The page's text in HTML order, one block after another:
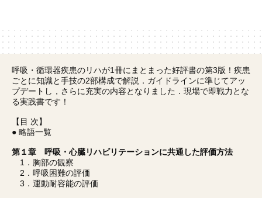
呼吸・循環器疾患のリハが1冊にまとまった好評書の第3版！疾患
ごとに知識と手技の2部構成で解説．ガイドラインに準じてアッ
プデートし，さらに充実の内容となりました．現場で即戦力とな
る実践書です！
【目 次】
● 略語一覧
第１章 呼吸・心臓リハビリテーションに共通した評価方法
1．胸部の観察
2．呼吸困難の評価
3．運動耐容能の評価